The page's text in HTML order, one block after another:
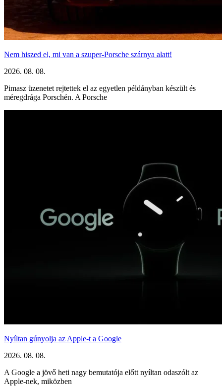
Nem hiszed el, mi van a szuper-Porsche szárnya alatt!
2026. 08. 08.
Pimasz üzenetet rejtettek el az egyetlen példányban készült és
méregdrága Porschén. A Porsche
Nyíltan gúnyolja az Apple-t a Google
2026. 08. 08.
A Google a jövő heti nagy bemutatója előtt nyíltan odaszólt az
Apple-nek, miközben